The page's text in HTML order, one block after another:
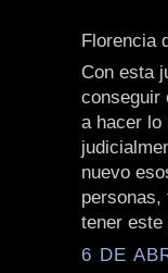
Florencia
Con esta
conseguir
a hacer lo
nuevo
personas,
tener este
6 DE